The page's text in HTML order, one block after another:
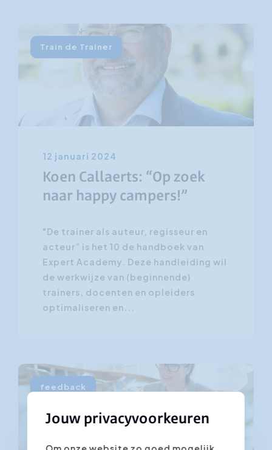
Train de Trainer
12 januari 2024
Koen Callaerts: “Op zoek
naar happy campers!”
"De trainer als auteur, regisseur en
acteur” is het 10 de handboek van
Expert Academy. Deze handleiding wil
de werkwijze van (beginnende)
trainers, docenten en opleiders
optimaliseren en...
feedback
Jouw privacyvoorkeuren